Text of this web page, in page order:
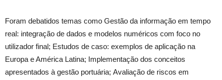
Foram debatidos temas como Gestão da informação em tempo
real: integração de dados e modelos numéricos com foco no
utilizador final; Estudos de caso: exemplos de aplicação na
Europa e América Latina; Implementação dos conceitos
apresentados à gestão portuária; Avaliação de riscos em